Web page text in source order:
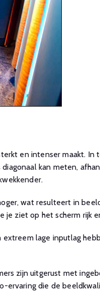
en intenser maakt.
kan meten,
wat resulteert in
je ziet op het scherm rijk
lage inputlag
zijn uitgerust met
ervaring die de